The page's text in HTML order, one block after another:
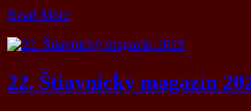
Read More
22. Štiavnický magazín